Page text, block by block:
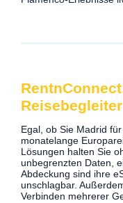
Reisebegleiter
Egal, ob Sie Madrid
monatelange
Lösungen halten Sie
unbegrenzten Daten,
Abdeckung sind ihre
unschlagbar.
Verbinden mehrerer